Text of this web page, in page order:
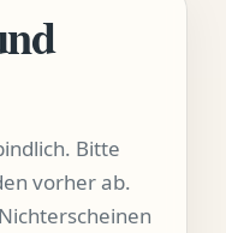
Bitte
vorher ab.